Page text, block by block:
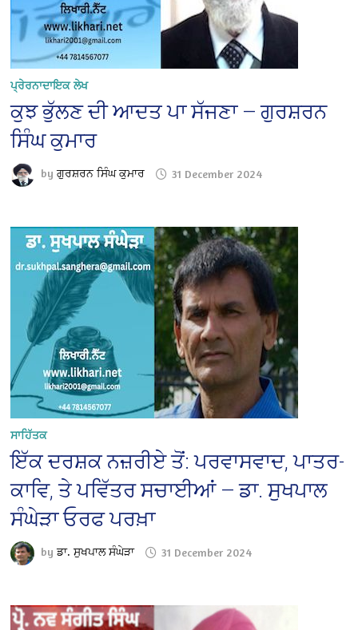
ਪ੍ਰੇਰਨਾਦਾਇਕ ਲੇਖ
ਕੁਝ ਭੁੱਲਣ ਦੀ ਆਦਤ ਪਾ ਸੱਜਣਾ — ਗੁਰਸ਼ਰਨ
ਸਿੰਘ ਕੁਮਾਰ
byਗੁਰਸ਼ਰਨ ਸਿੰਘ ਕੁਮਾਰ 31 December 2024
ਸਾਹਿੱਤਕ
ਇੱਕ ਦਰਸ਼ਕ ਨਜ਼ਰੀਏ ਤੋਂ: ਪਰਵਾਸਵਾਦ, ਪਾਤਰ-
ਕਾਵਿ, ਤੇ ਪਵਿੱਤਰ ਸਚਾਈਆਂ — ਡਾ. ਸੁਖਪਾਲ
ਸੰਘੇੜਾ ਓਰਫ ਪਰਖ਼ਾ
byਡਾ. ਸੁਖਪਾਲ ਸੰਘੇੜਾ 31 December 2024